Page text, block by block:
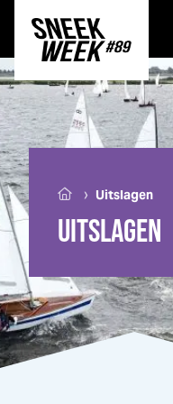
UITSLAGEN
› Uitslagen